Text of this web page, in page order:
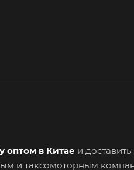
оптом в Китае и
и таксомоторным